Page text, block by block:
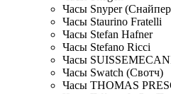
Часы Snyper
Часы Staurino Fratelli
Часы Stefan Hafner
Часы Stefano Ricci
Часы
Часы Swatch (Свотч)
Часы THOMAS